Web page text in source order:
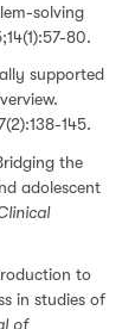
solving
80.
supported
145.
the
adolescent
to
in studies of
of